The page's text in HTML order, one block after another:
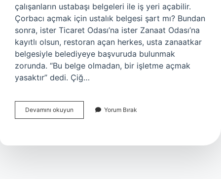
çalışanların ustabaşı belgeleri ile iş yeri açabilir.
Çorbacı açmak için ustalık belgesi şart mı? Bundan
sonra, ister Ticaret Odası’na ister Zanaat Odası’na
kayıtlı olsun, restoran açan herkes, usta zanaatkar
belgesiyle belediyeye başvuruda bulunmak
zorunda. “Bu belge olmadan, bir işletme açmak
yasaktır” dedi. Çiğ…
Devamını okuyun
Köfte
Için
Yorum Bırak